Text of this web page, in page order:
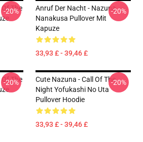
The
-20%
Anruf Der Nacht - Nazuna
Nanakusa Pullover Mit
Kapuze
33,93 £ - 39,46 £
-20%
The
-20%
Cute Nazuna - Call Of The
Night Yofukashi No Uta
Pullover Hoodie
33,93 £ - 39,46 £
-20%